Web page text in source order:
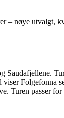
– nøye utvalgt,
Folgefonna
Turen passer